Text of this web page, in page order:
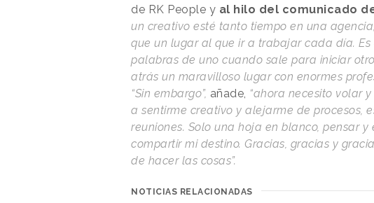
de RK People y al hilo del comunicado
un creativo esté tanto tiempo en una
que un lugar al que ir a trabajar cada día.
palabras de uno cuando sale para iniciar
atrás un maravilloso lugar con enormes
“Sin embargo”, añade, “ahora necesito volar
a sentirme creativo y alejarme de procesos,
reuniones. Solo una hoja en blanco, pensar y
compartir mi destino. Gracias, gracias y
de hacer las cosas”.
NOTICIAS RELACIONADAS